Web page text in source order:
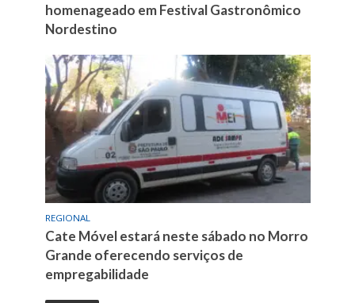
homenageado em Festival Gastronômico
Nordestino
REGIONAL
Cate Móvel estará neste sábado no Morro
Grande oferecendo serviços de
empregabilidade